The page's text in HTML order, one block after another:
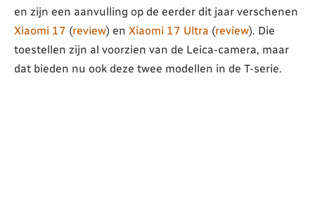
en zijn een aanvulling op de eerder dit jaar verschenen
Xiaomi 17 (review) en Xiaomi 17 Ultra (review). Die
toestellen zijn al voorzien van de Leica-camera, maar
dat bieden nu ook deze twee modellen in de T-serie.